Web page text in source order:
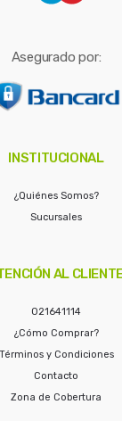
Asegurado por:
INSTITUCIONAL
¿Quiénes Somos?
Sucursales
AL
021641114
¿Cómo Comprar?
Términos y Condiciones
Contacto
Zona de Cobertura